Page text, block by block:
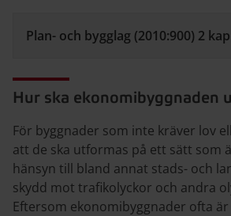
Plan- och bygglag (2010:900) 2
Hur ska ekonomibyggnaden
För byggnader som inte kräver lov
att de ska utformas på ett sätt som
hänsyn till bland annat stads-­ och
skydd mot trafikolyckor och andra
Eftersom ekonomibyggnader ofta